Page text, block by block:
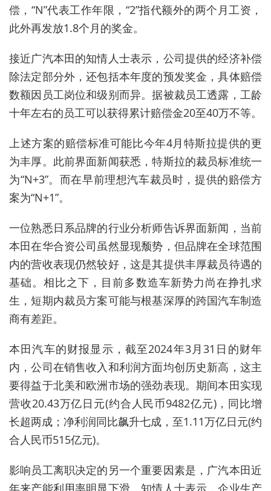
偿，“N”代表工作年限，“2”指代额外的两个月工资，
此外再发放1.8个月的奖金。
接近广汽本田的知情人士表示，公司提供的经济补偿
除法定部分外，还包括本年度的预发奖金，具体赔偿
数额因员工岗位和级别而异。据被裁员工透露，工龄
十年左右的员工可以获得累计赔偿金20至40万不等。
上述方案的赔偿标准可能比今年4月特斯拉提供的更
为丰厚。此前界面新闻获悉，特斯拉的裁员标准统一
为“N+3”。而在早前理想汽车裁员时，提供的赔偿方
案为“N+1”。
一位熟悉日系品牌的行业分析师告诉界面新闻，当前
本田在华合资公司虽然显现颓势，但品牌在全球范围
内的营收表现仍然较好，这是其提供丰厚裁员待遇的
基础。相比之下，目前多数造车新势力尚在挣扎求
生，短期内裁员方案可能与根基深厚的跨国汽车制造
商有差距。
本田汽车的财报显示，截至2024年3月31日 的财年
内，公司在销售收入和利润方面均创历史新高 ，这主
要得益于北美和欧洲市场的强劲表现。期间本田实现
营收20.43万亿日元(约合人民币9482亿元)，同比增
长超两成；净利润同比飙升七成，至1.11万亿日元(约
合人民币515亿元)。
影响员工离职决定的另一个重要因素是，广汽本田近